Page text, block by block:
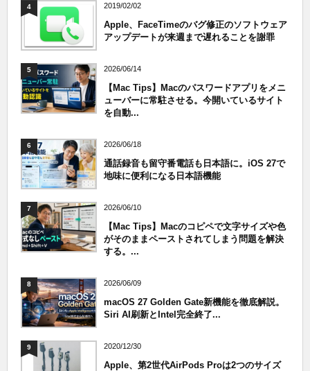
4 2019/02/02
Apple、FaceTimeのバグ修正のソフトウェア
アップデートが来週まで遅れることを謝罪
5 2026/06/14
【Mac Tips】Macのパスワードアプリをメニ
ューバーに常駐させる。今開いているサイト
を自動...
6 2026/06/18
通話録音も留守番電話も日本語に。iOS 27で
地味に便利になる日本語機能
7 2026/06/10
【Mac Tips】Macのコピペで文字サイズや色
がそのままペーストされてしまう問題を解決
する。...
8 2026/06/09
macOS 27 Golden Gate新機能を徹底解説。
Siri AI刷新とIntel完全終了...
9 2020/12/30
Apple、第2世代AirPods Proは2つのサイズ